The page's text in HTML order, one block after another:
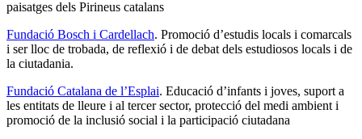
paisatges dels Pirineus catalans
Fundació Bosch i Cardellach. Promoció d’estudis locals i comarcals
i ser lloc de trobada, de reflexió i de debat dels estudiosos locals i de
la ciutadania.
Fundació Catalana de l’Esplai. Educació d’infants i joves, suport a
les entitats de lleure i al tercer sector, protecció del medi ambient i
promoció de la inclusió social i la participació ciutadana